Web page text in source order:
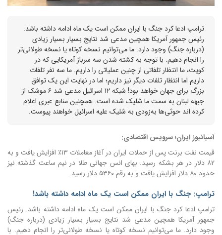
ترامپ ادعا کرد جنگ با ایران ممکن است یک ماه ادامه داشته باشد.
رئیس جمهور آمریکا همچین مدعی شد نتایج بسیار بسیار زیادی
(درباره جنگ) وجود دارد. ما می‌توانیم نسخه کوتاه یا نسخه طولانی‌تر
را انجام دهیم. با توجه به کشته شدن سه سرباز آمریکایی که در
کویت، ما انتظار تلفاتی از چنین عملیاتی را داریم. ما سه نفر تلفات
داریم اما انتظار تلفات دیگر نیز داریم؛ اما در نهایت این یک توافق
بزرگ برای جهان خواهد بود! شبکه ۱۲ اسرائیل مدعی شد ۶ موشک از
جبهه لبنان به سمت ما شلیک شده است. همچنین منابع عبری اعلام
کرده اند حوثی‌ها به‌زودی به شلیک علیه اسرائیل خواهند پیوست.
آسیانیوز ایران؛ سرویس اقتصادی:
قیمت نفت برنت پس از حملات ایران در آغاز معاملات ۱۳٪ افزایش یافت و به
۸۲ دلار در هر بشکه رسید.
بهای انس جهانی طلا در نیم ساعت گذشته نیز
حدود ۸۰ دلار افزایش یافت و به رقم ۵۳۶۰ دلار رسید.
ترامپ: جنگ با ایران ممکن است یک ماه ادامه داشته باشد!
ترامپ ادعا کرد جنگ با ایران ممکن است یک ماه ادامه داشته باشد. رئیس
جمهور آمریکا همچین مدعی شد نتایج بسیار بسیار زیادی (درباره جنگ)
وجود دارد.ما می‌توانیم نسخه کوتاه یا نسخه طولانی‌تر را انجام دهیم. با